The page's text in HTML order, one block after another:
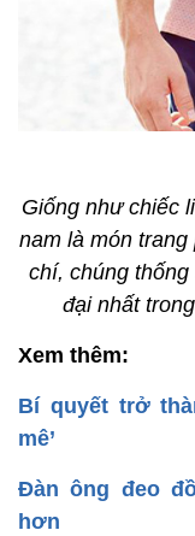
Giống như chiếc
nam là món
chí, chúng
đại nhất
Xem thêm:
Bí quyết trở
mê’
Đàn ông đeo
hơn